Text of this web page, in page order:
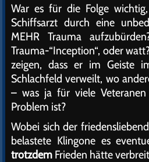
War es für die Folge
Schiffsarzt durch eine
MEHR Trauma
Trauma-“Inception“, oder
zeigen, dass er im Geiste
Schlachfeld verweilt, wo
– was ja für viele
Problem ist?
Wobei sich der
belastete Klingone es
trotzdem Frieden hätte